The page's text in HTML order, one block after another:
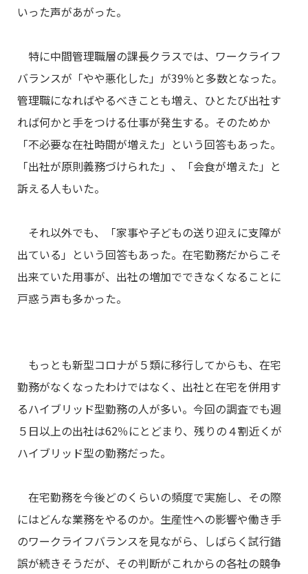
いった声があがった。
特に中間管理職層の課長クラスでは、ワークライフ
バランスが「やや悪化した」が39％と多数となった。
管理職になればやるべきことも増え、ひとたび出社す
れば何かと手をつける仕事が発生する。そのためか
「不必要な在社時間が増えた」という回答もあった。
「出社が原則義務づけられた」、「会食が増えた」と
訴える人もいた。
それ以外でも、「家事や子どもの送り迎えに支障が
出ている」という回答もあった。在宅勤務だからこそ
出来ていた用事が、出社の増加でできなくなることに
戸惑う声も多かった。
もっとも新型コロナが５類に移行してからも、在宅
勤務がなくなったわけではなく、出社と在宅を併用す
るハイブリッド型勤務の人が多い。今回の調査でも週
５日以上の出社は62％にとどまり、残りの４割近くが
ハイブリッド型の勤務だった。
在宅勤務を今後どのくらいの頻度で実施し、その際
にはどんな業務をやるのか。生産性への影響や働き手
のワークライフバランスを見ながら、しばらく試行錯
誤が続きそうだが、その判断がこれからの各社の競争